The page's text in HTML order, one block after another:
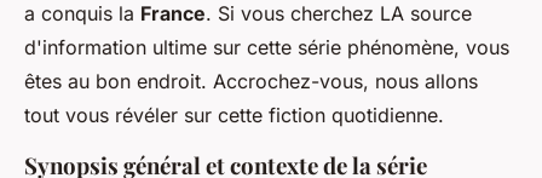
a conquis la France. Si vous cherchez LA source
d'information ultime sur cette série phénomène, vous
êtes au bon endroit. Accrochez-vous, nous allons
tout vous révéler sur cette fiction quotidienne.
Synopsis général et contexte de la série